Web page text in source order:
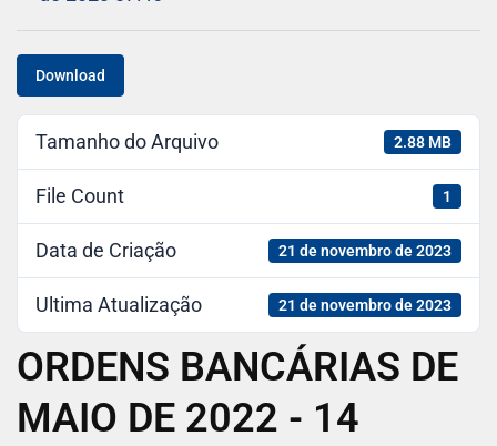
Download
Tamanho do Arquivo 2.88 MB
File Count 1
Data de Criação 21 de novembro de 2023
Ultima Atualização 21 de novembro de 2023
ORDENS BANCÁRIAS DE
MAIO DE 2022 - 14